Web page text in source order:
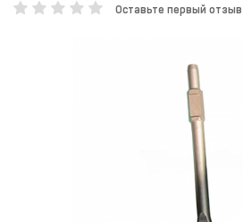
Оставьте первый отзыв